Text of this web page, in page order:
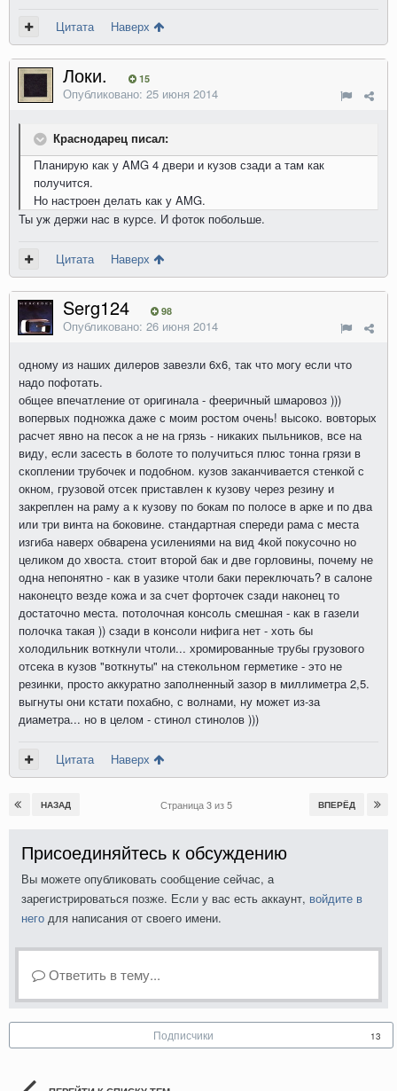
Цитата Наверх
Локи. 15
Опубликовано: 25 июня 2014
Краснодарец писал:
Планирую как у AMG 4 двери и кузов сзади а там как
получится.
Но настроен делать как у AMG.
Ты уж держи нас в курсе. И фоток побольше.
Цитата Наверх
Serg124 98
Опубликовано: 26 июня 2014
одному из наших дилеров завезли 6х6, так что могу если что
надо пофотать.
общее впечатление от оригинала - фееричный шмаровоз )))
вопервых подножка даже с моим ростом очень! высоко. вовторых
расчет явно на песок а не на грязь - никаких пыльников, все на
виду, если засесть в болоте то получиться плюс тонна грязи в
скоплении трубочек и подобном. кузов заканчивается стенкой с
окном, грузовой отсек приставлен к кузову через резину и
закреплен на раму а к кузову по бокам по полосе в арке и по два
или три винта на боковине. стандартная спереди рама с места
изгиба наверх обварена усилениями на вид 4кой покусочно но
целиком до хвоста. стоит второй бак и две горловины, почему не
одна непонятно - как в уазике чтоли баки переключать? в салоне
наконецто везде кожа и за счет форточек сзади наконец то
достаточно места. потолочная консоль смешная - как в газели
полочка такая )) сзади в консоли нифига нет - хоть бы
холодильник воткнули чтоли... хромированные трубы грузового
отсека в кузов "воткнуты" на стекольном герметике - это не
резинки, просто аккуратно заполненный зазор в миллиметра 2,5.
выгнуты они кстати похабно, с волнами, ну может из-за
диаметра... но в целом - стинол стинолов )))
Цитата Наверх
НАЗАД ВПЕРЁД
Страница 3 из 5
Присоединяйтесь к обсуждению
Вы можете опубликовать сообщение сейчас, а
зарегистрироваться позже. Если у вас есть аккаунт, войдите в
него для написания от своего имени.
Ответить в тему...
Подписчики 13